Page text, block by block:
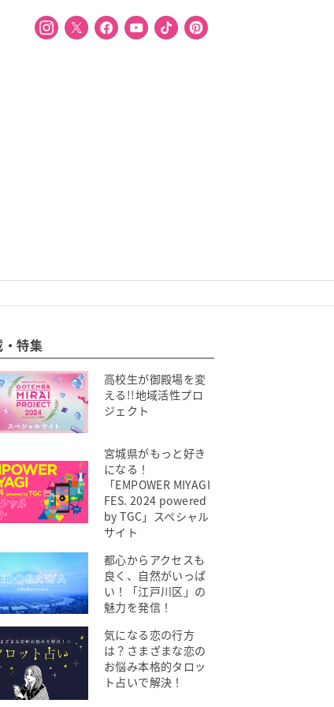
・特集
高校生が御殿場を変
える!!地域活性プロ
ジェクト
宮城県がもっと好き
になる！
「EMPOWER MIYAGI
FES. 2024 powered
by TGC」スペシャル
サイト
都心からアクセスも
良く、自然がいっぱ
い！「江戸川区」の
魅力を発信！
気になる恋の行方
は？さまざまな恋の
お悩み本格的タロッ
ト占いで解決！